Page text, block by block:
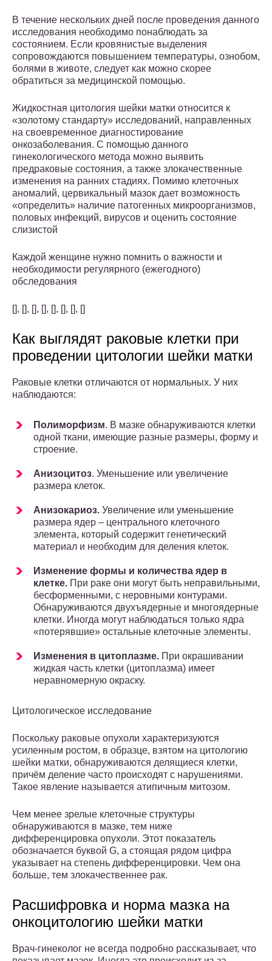
В течение нескольких дней после проведения данного
исследования необходимо понаблюдать за
состоянием. Если кровянистые выделения
сопровождаются повышением температуры, ознобом,
болями в животе, следует как можно скорее
обратиться за медицинской помощью.
Жидкостная цитология шейки матки относится к
«золотому стандарту» исследований, направленных
на своевременное диагностирование
онкозаболевания. С помощью данного
гинекологического метода можно выявить
предраковые состояния, а также злокачественные
изменения на ранних стадиях. Помимо клеточных
аномалий, цервикальный мазок дает возможность
«определить» наличие патогенных микроорганизмов,
половых инфекций, вирусов и оценить состояние
слизистой
Каждой женщине нужно помнить о важности и
необходимости регулярного (ежегодного)
обследования
[], [], [], [], [], [], [], []
Как выглядят раковые клетки при
проведении цитологии шейки матки
Раковые клетки отличаются от нормальных. У них
наблюдаются:
Полиморфизм. В мазке обнаруживаются клетки
одной ткани, имеющие разные размеры, форму и
строение.
Анизоцитоз. Уменьшение или увеличение
размера клеток.
Анизокариоз. Увеличение или уменьшение
размера ядер – центрального клеточного
элемента, который содержит генетический
материал и необходим для деления клеток.
Изменение формы и количества ядер в
клетке. При раке они могут быть неправильными,
бесформенными, с неровными контурами.
Обнаруживаются двухъядерные и многоядерные
клетки. Иногда могут наблюдаться только ядра
«потерявшие» остальные клеточные элементы.
Изменения в цитоплазме. При окрашивании
жидкая часть клетки (цитоплазма) имеет
неравномерную окраску.
Цитологическое исследование
Поскольку раковые опухоли характеризуются
усиленным ростом, в образце, взятом на цитологию
шейки матки, обнаруживаются делящиеся клетки,
причём деление часто происходят с нарушениями.
Такое явление называется атипичным митозом.
Чем менее зрелые клеточные структуры
обнаруживаются в мазке, тем ниже
дифференцировка опухоли. Этот показатель
обозначается буквой G, а стоящая рядом цифра
указывает на степень дифференцировки. Чем она
больше, тем злокачественнее рак.
Расшифровка и норма мазка на
онкоцитологию шейки матки
Врач-гинеколог не всегда подробно рассказывает, что